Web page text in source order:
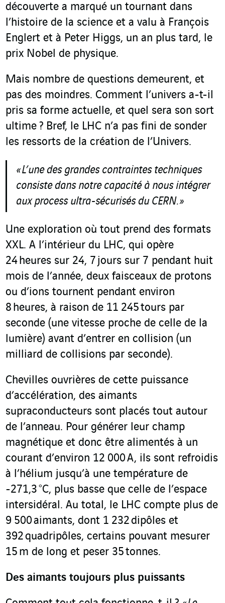
découverte a marqué un tournant dans
l’histoire de la science et a valu à François
Englert et à Peter Higgs, un an plus tard, le
prix Nobel de physique.
Mais nombre de questions demeurent, et
pas des moindres. Comment l’univers a-t-il
pris sa forme actuelle, et quel sera son sort
ultime ? Bref, le LHC n’a pas fini de sonder
les ressorts de la création de l’Univers.
« L’une des grandes contraintes techniques
consiste dans notre capacité à nous intégrer
aux process ultra-sécurisés du CERN. »
Une exploration où tout prend des formats
XXL. A l’intérieur du LHC, qui opère
24 heures sur 24, 7 jours sur 7 pendant huit
mois de l’année, deux faisceaux de protons
ou d’ions tournent pendant environ
8 heures, à raison de 11 245 tours par
seconde (une vitesse proche de celle de la
lumière) avant d’entrer en collision (un
milliard de collisions par seconde).
Chevilles ouvrières de cette puissance
d’accélération, des aimants
supraconducteurs sont placés tout autour
de l’anneau. Pour générer leur champ
magnétique et donc être alimentés à un
courant d’environ 12 000 A, ils sont refroidis
à l’hélium jusqu’à une température de
-271,3 °C, plus basse que celle de l’espace
intersidéral. Au total, le LHC compte plus de
9 500 aimants, dont 1 232 dipôles et
392 quadripôles, certains pouvant mesurer
15 m de long et peser 35 tonnes.
Des aimants toujours plus puissants